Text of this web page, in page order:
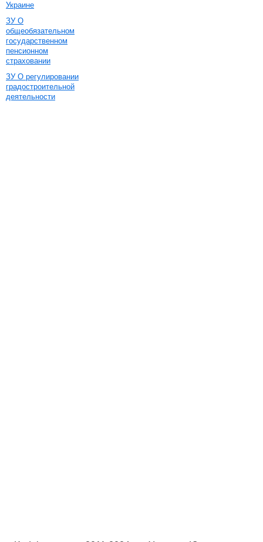
Украине
ЗУ О
общеобязательном
государственном
пенсионном
страховании
ЗУ О регулировании
градостроительной
деятельности